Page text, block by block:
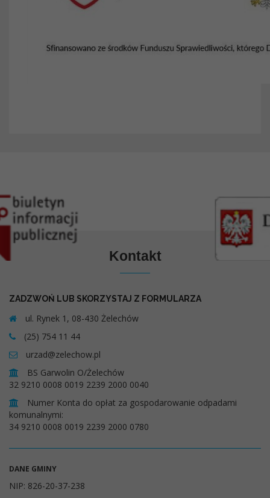
Kontakt
ZADZWOŃ LUB SKORZYSTAJ Z FORMULARZA
ul. Rynek 1, 08-430 Żelechów
(25) 754 11 44
urzad@zelechow.pl
BS Garwolin O/Żelechów
32 9210 0008 0019 2239 2000 0040
Numer Konta do opłat za gospodarowanie odpadami
komunalnymi:
34 9210 0008 0019 2239 2000 0780
DANE GMINY
NIP: 826-20-37-238